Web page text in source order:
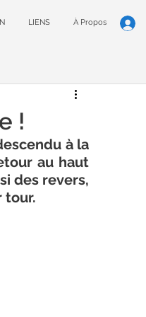
LIENS À Propos
!
à la
au haut
des revers,
tour.